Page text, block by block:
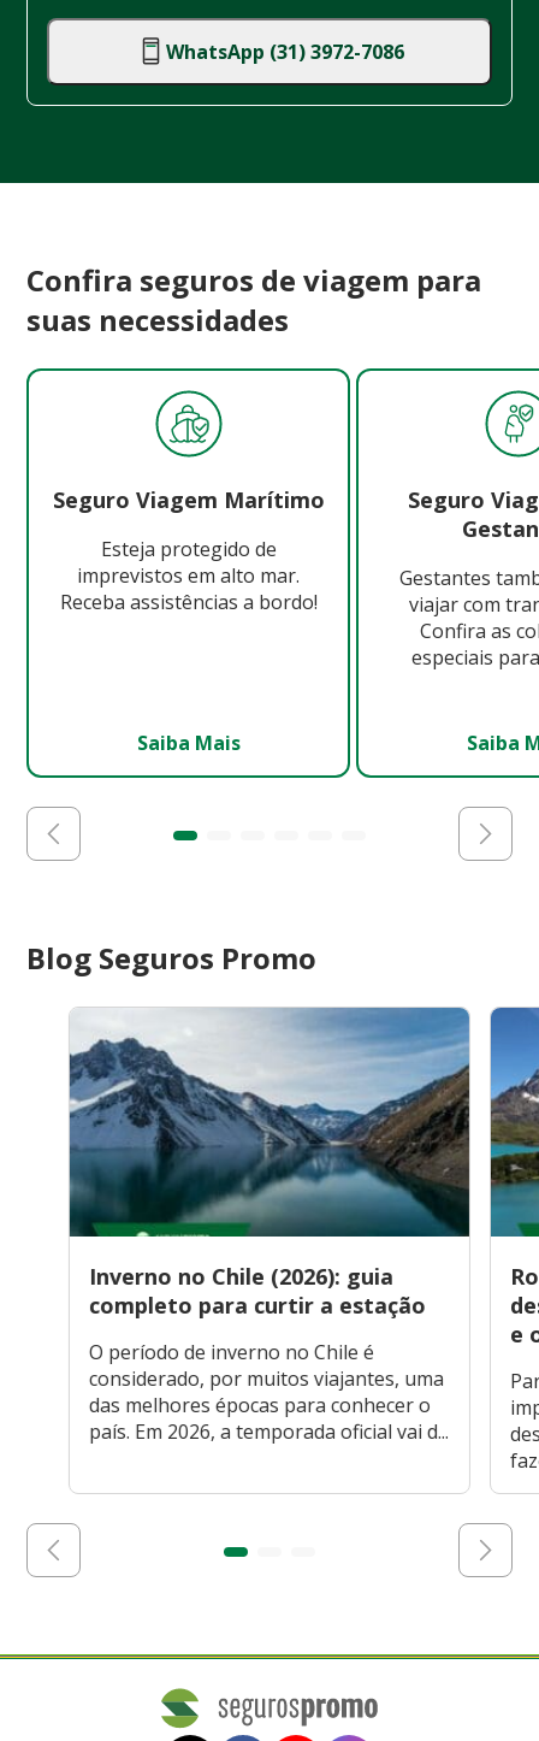
WhatsApp (31) 3972-7086
Confira seguros de viagem para
suas necessidades
Seguro Viagem Marítimo
Esteja protegido de
imprevistos em alto mar.
Receba assistências a bordo!
Saiba Mais
Seguro
Gestantes
viajar com
Confira as
especiais
Saiba
Blog Seguros Promo
Inverno no Chile (2026): guia
completo para curtir a estação
O período de inverno no Chile é
considerado, por muitos viajantes, uma
das melhores épocas para conhecer o
país. Em 2026, a temporada oficial vai d...
e